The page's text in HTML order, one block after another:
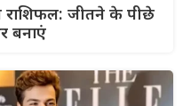
राशिफल: जीतने के पीछे
बनाएं